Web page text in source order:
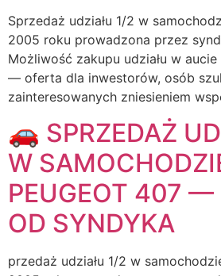
Sprzedaż udziału 1/2 w
2005 roku prowadzona przez
Możliwość zakupu udziału w
— oferta dla inwestorów, osób
zainteresowanych zniesieniem
🚗 SPRZEDAŻ
W
PEUGEOT 407 —
OD SYNDYKA
przedaż udziału 1/2 w